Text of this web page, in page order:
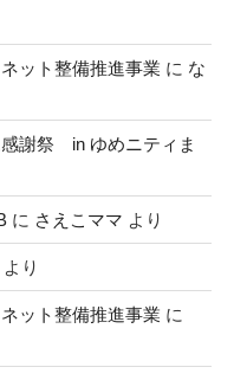
ット整備推進事業 に な
謝祭 in ゆめニティま
に さえこママ より
より
ット整備推進事業 に